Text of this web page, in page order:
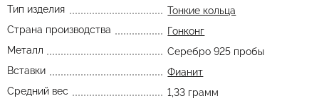
Тип изделия
Тонкие кольца
Страна производства
Гонконг
Металл
Серебро 925 пробы
Вставки
Фианит
Средний вес
1,33 грамм